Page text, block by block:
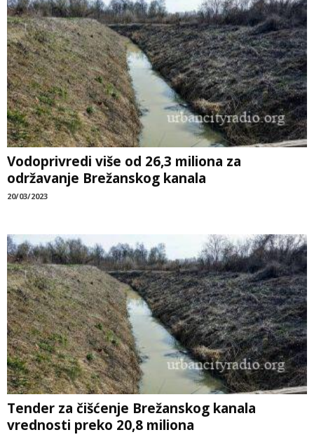
Vodoprivredi više od 26,3 miliona za
održavanje Brežanskog kanala
20/03/2023
Tender za čišćenje Brežanskog kanala
vrednosti preko 20,8 miliona